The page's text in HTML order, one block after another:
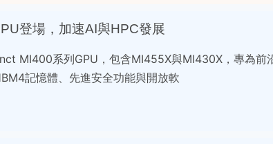
登場，加速AI與HPC發展
MI400系列GPU，包含MI455X與MI430X，專為前
記憶體、先進安全功能與開放軟